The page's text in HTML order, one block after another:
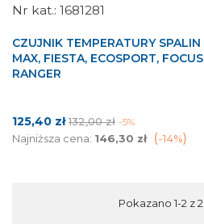
1681281
CZUJNIK TEMPERATURY
MAX, FIESTA, ECOSPORT,
RANGER
Cena
125,40 złCena
podstawowa
132,00 zł -5%
Najniższa cena: 146,30 zł -14%
Pokazano 1-2 z